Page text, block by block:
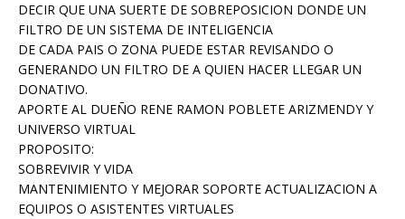
DECIR QUE UNA SUERTE DE SOBREPOSICION DONDE UN
FILTRO DE UN SISTEMA DE INTELIGENCIA
DE CADA PAIS O ZONA PUEDE ESTAR REVISANDO O
GENERANDO UN FILTRO DE A QUIEN HACER LLEGAR UN
DONATIVO.
APORTE AL DUEÑO RENE RAMON POBLETE ARIZMENDY Y
UNIVERSO VIRTUAL
PROPOSITO:
SOBREVIVIR Y VIDA
MANTENIMIENTO Y MEJORAR SOPORTE ACTUALIZACION A
EQUIPOS O ASISTENTES VIRTUALES